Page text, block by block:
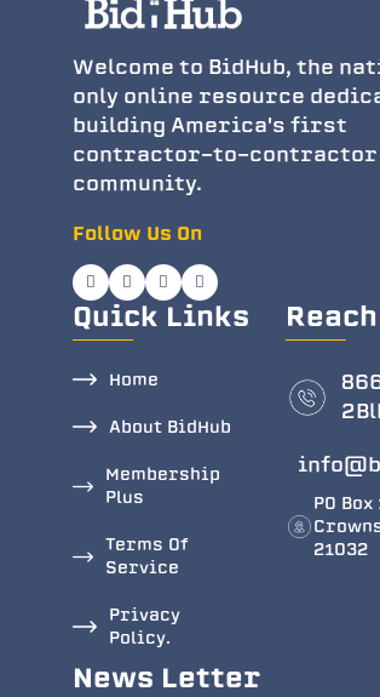
Welcome to BidHub, the
only online resource
building America's first
contractor-to-contractor
community.
Follow Us On
Quick Links
Home
About BidHub
Membership
Plus
Terms Of
Service
Privacy
Policy.
PO Box
21032
News Letter